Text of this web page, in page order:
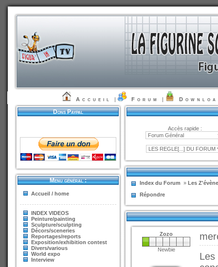
Accueil | Forum |
Dons Paypal
Menu général :
Accueil / home
INDEX VIDEOS
Peinture/painting
Sculpture/sculpting
Décors/sceneries
Reportages/reports
Exposition/exhibition contest
Divers/various
World expo
Interview
Accès rapide :
Index du Forum » Les
Répondre
Zozo
Newbie
Les